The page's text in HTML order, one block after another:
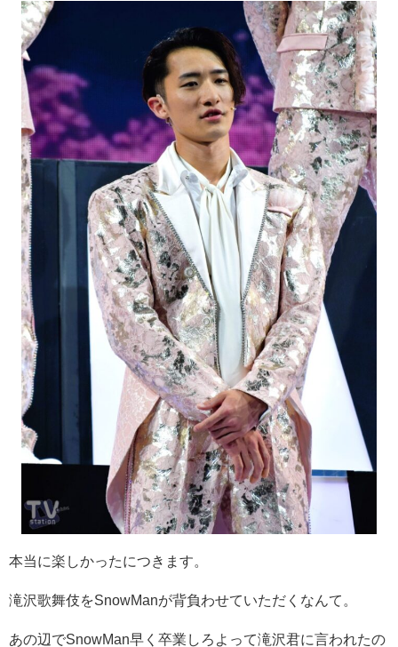
本当に楽しかったにつきます。
滝沢歌舞伎をSnowManが背負わせていただくなんて。
あの辺でSnowMan早く卒業しろよって滝沢君に言われたの